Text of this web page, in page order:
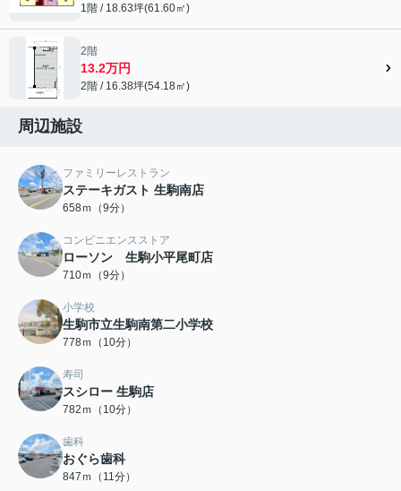
1階 / 18.63坪(61.60㎡)
2階
13.2万円
2階 / 16.38坪(54.18㎡)
周辺施設
ファミリーレストラン
ステーキガスト 生駒南店
658ｍ（9分）
コンビニエンスストア
ローソン 生駒小平尾町店
710ｍ（9分）
小学校
生駒市立生駒南第二小学校
778ｍ（10分）
寿司
スシロー 生駒店
782ｍ（10分）
歯科
おぐら歯科
847ｍ（11分）